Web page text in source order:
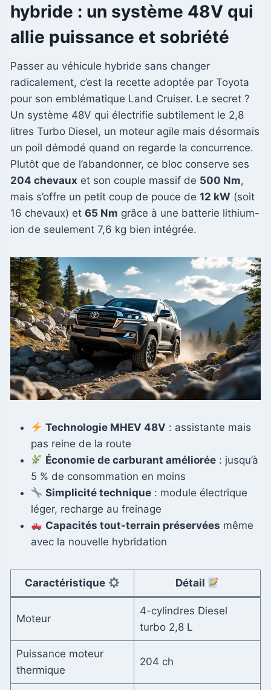
hybride : un système 48V qui
allie puissance et sobriété
Passer au véhicule hybride sans changer
radicalement, c’est la recette adoptée par Toyota
pour son emblématique Land Cruiser. Le secret ?
Un système 48V qui électrifie subtilement le 2,8
litres Turbo Diesel, un moteur agile mais désormais
un poil démodé quand on regarde la concurrence.
Plutôt que de l’abandonner, ce bloc conserve ses
204 chevaux et son couple massif de 500 Nm,
mais s’offre un petit coup de pouce de 12 kW (soit
16 chevaux) et 65 Nm grâce à une batterie lithium-
ion de seulement 7,6 kg bien intégrée.
Technologie MHEV 48V : assistante mais
pas reine de la route
Économie de carburant améliorée : jusqu’à
5 % de consommation en moins
Simplicité technique : module électrique
léger, recharge au freinage
Capacités tout-terrain préservées même
avec la nouvelle hybridation
Caractéristique Détail
Moteur
4-cylindres Diesel
turbo 2,8 L
Puissance moteur
thermique
204 ch